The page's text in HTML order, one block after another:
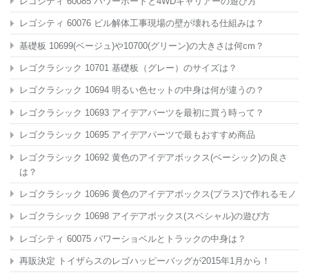
レゴシティ 60076 ビル解体工事現場の壁が壊れる仕組みは？
基礎板 10699(ベージュ)や10700(グリーン)の大きさは何cm？
レゴクラシック 10701 基礎板（グレー）のサイズは？
レゴクラシック 10694 明るい色セットの中身は何が違うの？
レゴクラシック 10693 アイデアパーツを最初に買う時って？
レゴクラシック 10695 アイデアパーツで最もおすすめ商品
レゴクラシック 10692 黄色のアイデアボックス(ベーシック)の良さ
は？
レゴクラシック 10696 黄色のアイデアボックス(プラス)で作れるモノ
レゴクラシック 10698 アイデアボックス(スペシャル)の遊び方
レゴシティ 60075 パワーショベルとトラックの中身は？
再販決定 トイザらスのレゴハッピーバッグが2015年1月から！